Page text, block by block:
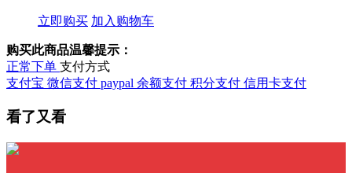
立即购买 加入购物车
购买此商品温馨提示：
正常下单 支付方式
支付宝 微信支付 paypal 余额支付 积分支付 信用卡支付
看了又看